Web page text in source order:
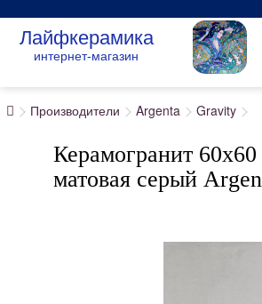
Лайфкерамика
интернет-магазин
Производители Argenta Gravity
Керамогранит
матовая серый